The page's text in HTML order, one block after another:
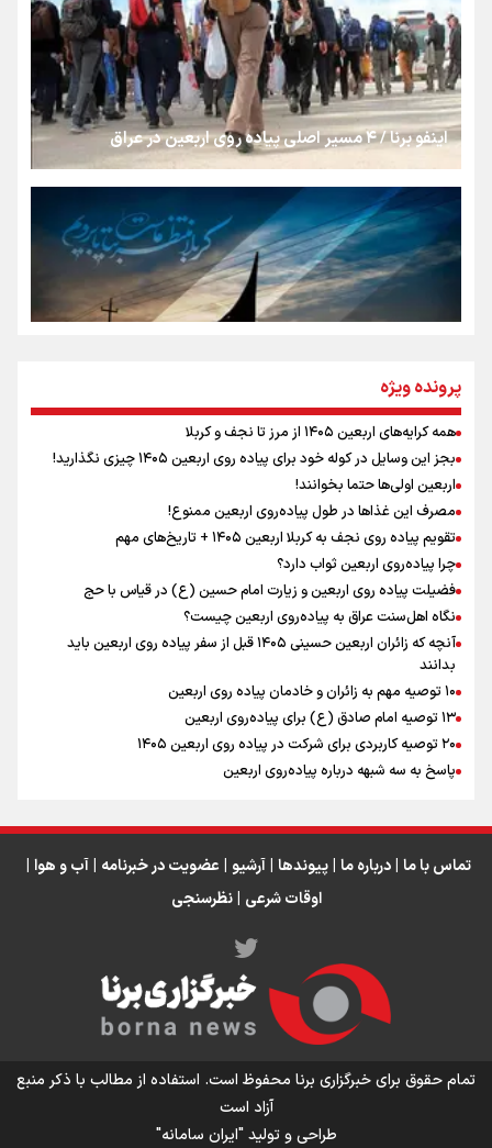
از طلوع خیابان‌ها تا غروب اشک
جمله‌ای که بغض چهارماهه را شکست؛ «آهای مردم، آقا از
تهران رفتند»
سه حسرتی که به دلم ماند
نگاه تمدنی رهبر شهید به فضای مجازی
رابطه کارگر و کارفرما در اندیشه رهبر شهید: از تضاد به
زوجیت
اینفو برنا / ۴ مسیر اصلی پیاده روی اربعین در عراق
اینفو برنا / توصیه‌هایی طلایی برای پیاده روی اربعین
اینفو برنا / جدول کامل فاصله مرز شلمچه تا شهرهای زیارتی
عراق
اینفو برنا/ میزان مالیات بر ارزش افزوده چقدر است؟
پرونده ویژه
همه کرایه‌های اربعین ۱۴۰۵ از مرز تا نجف و کربلا
بجز این وسایل در کوله خود برای پیاده روی اربعین ۱۴۰۵ چیزی نگذارید!
اربعین اولی‌ها حتما بخوانند!
مصرف این غذاها در طول پیاده‌روی اربعین ممنوع!
تقویم پیاده روی نجف به کربلا اربعین ۱۴۰۵ + تاریخ‌های مهم
چرا پیاده‌روی اربعین ثواب دارد؟
فضیلت پیاده روی اربعین و زیارت امام حسین (ع) در قیاس با حج
نگاه اهل‌سنت عراق به پیاده‌روی اربعین چیست؟
آنچه که زائران اربعین حسینی ۱۴۰۵ قبل از سفر پیاده روی اربعین باید
بدانند
۱۰ توصیه مهم به زائران و خادمان پیاده روی اربعین
۱۳ توصیه امام صادق (ع) برای پیاده‌روی اربعین
۲۰ توصیه کاربردی برای شرکت در پیاده روی اربعین ۱۴۰۵
پاسخ به سه‌ شبهه درباره پیاده‌روی اربعین
تماس با ما | درباره ما | پیوندها | آرشیو | عضویت در خبرنامه | آب و هوا |
اوقات شرعی | نظرسنجی
تمام حقوق برای خبرگزاری برنا محفوظ است. استفاده از مطالب با ذکر منبع
آزاد است
طراحی و تولید"ایران سامانه"